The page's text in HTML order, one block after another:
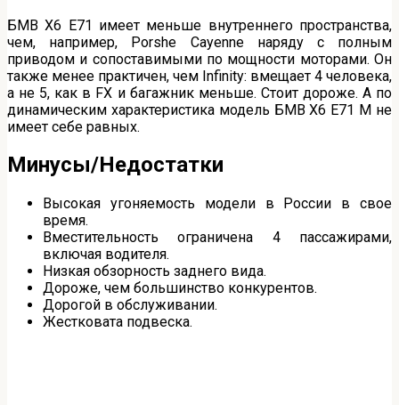
БМВ Х6 Е71 имеет меньше внутреннего пространства,
чем, например, Porshe Cayenne наряду с полным
приводом и сопоставимыми по мощности моторами. Он
также менее практичен, чем Infinity: вмещает 4 человека,
а не 5, как в FX и багажник меньше. Стоит дороже. А по
динамическим характеристика модель БМВ Х6 Е71 M не
имеет себе равных.
Минусы/Недостатки
Высокая угоняемость модели в России в свое
время.
Вместительность ограничена 4 пассажирами,
включая водителя.
Низкая обзорность заднего вида.
Дороже, чем большинство конкурентов.
Дорогой в обслуживании.
Жестковата подвеска.